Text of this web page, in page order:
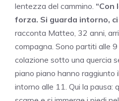
lentezza del cammino. “Con
forza. Si guarda intorno,
racconta Matteo, 32 anni,
compagna. Sono partiti alle
colazione sotto una quercia
piano piano hanno raggiunto
intorno alle 11. Qui la pausa: